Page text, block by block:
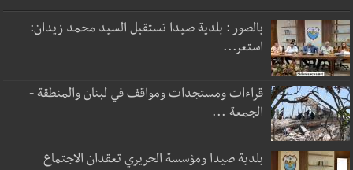
بالصور : بلدية صيدا تستقبل السيد محمد زيدان:
استعر...
قراءات ومستجدات ومواقف في لبنان والمنطقة -
الجمعة ...
بلدية صيدا ومؤسسة الحريري تعقدان الاجتماع